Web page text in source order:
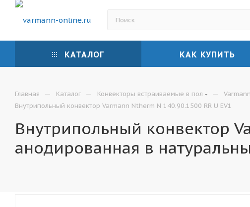
КАТАЛОГ КАК КУПИТЬ
Главная — Каталог — Конвекторы встраиваемые в пол —
Внутрипольный конвектор Varmann Ntherm N 140.90.1500 RR U EV1
Внутрипольный конвектор
анодированная в